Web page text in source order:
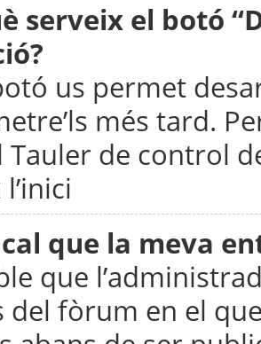
serveix el botó
us permet
més tard.
de control
que la meva
que
del fòrum en el